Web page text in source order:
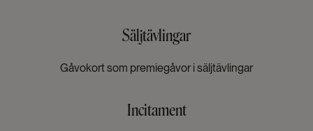
Säljtävlingar
Gåvokort som premiegåvor i säljtävlingar
Incitament